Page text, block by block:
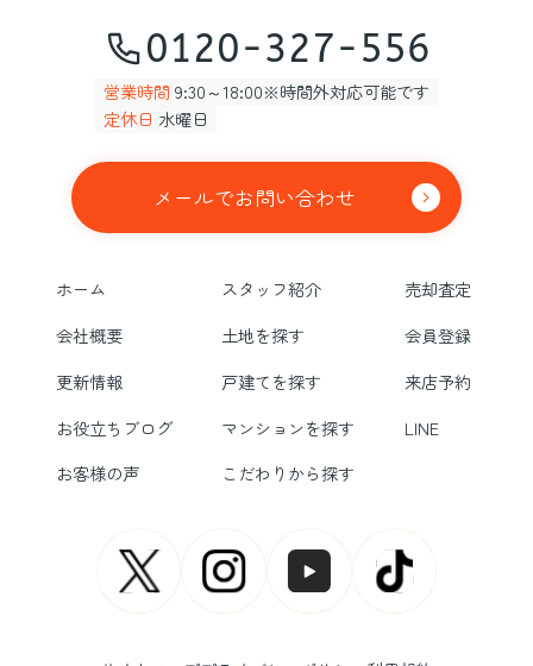
0120-327-556
営業時間 9:30～18:00※時間外対応可能です
定休日 水曜日
メールでお問い合わせ
ホーム スタッフ紹介
売却査定
会社概要
土地を探す
会員登録
更新情報
戸建てを探す
来店予約
お役立ちブログ
マンションを探す
LINE
お客様の声
こだわりから探す